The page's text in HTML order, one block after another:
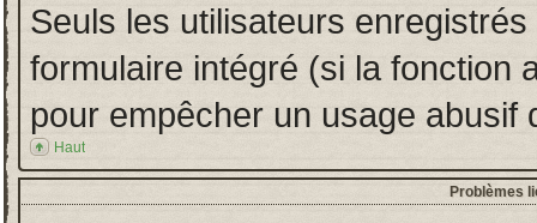
Seuls les utilisateurs
formulaire intégré (si la fonction
pour empêcher un usage abusif
Haut
Problèmes